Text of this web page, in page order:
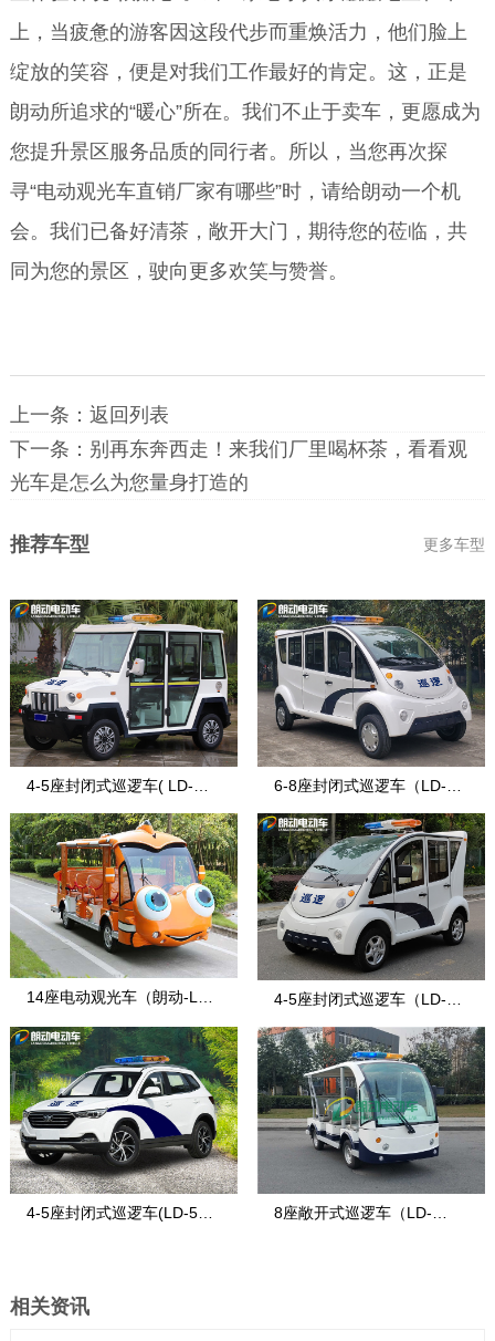
上，当疲惫的游客因这段代步而重焕活力，他们脸上
绽放的笑容，便是对我们工作最好的肯定。这，正是
朗动所追求的“暖心”所在。我们不止于卖车，更愿成为
您提升景区服务品质的同行者。所以，当您再次探
寻“电动观光车直销厂家有哪些”时，请给朗动一个机
会。我们已备好清茶，敞开大门，期待您的莅临，共
同为您的景区，驶向更多欢笑与赞誉。
上一条： 返回列表
下一条： 别再东奔西走！来我们厂里喝杯茶，看看观
光车是怎么为您量身打造的
更多车型
推荐车型
4-5座封闭式巡逻车( LD-战
盾)
6-8座封闭式巡逻车（LD-8-
7）
14座电动观光车（朗动-LD-
14F-5E款
4-5座封闭式巡逻车（LD-4-
7）
4-5座封闭式巡逻车(LD-5S- 8座敞开式巡逻车（LD-
相关资讯